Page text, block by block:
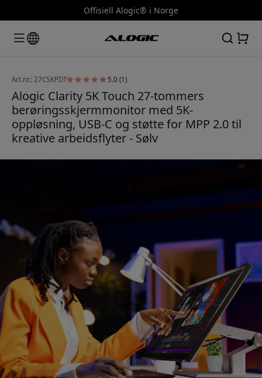
Offisiell Alogic® i Norge
Art.nr.: 27C5KPDT 5.0 (1)
Alogic Clarity 5K Touch 27-tommers
berøringsskjermmonitor med 5K-
oppløsning, USB-C og støtte for MPP 2.0 til
kreative arbeidsflyter - Sølv